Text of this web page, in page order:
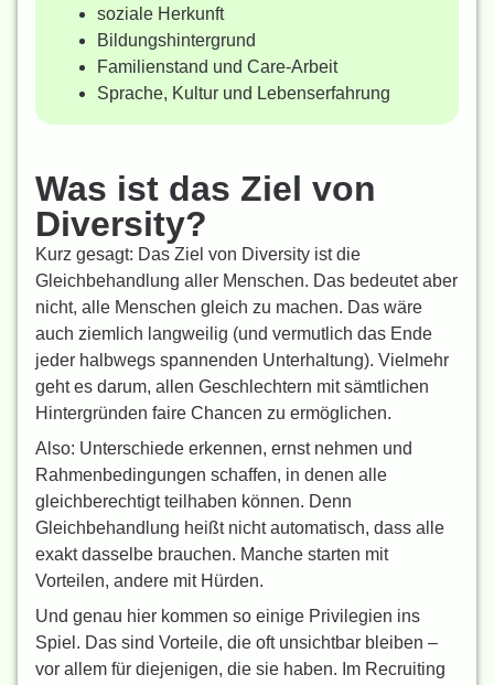
soziale Herkunft
Bildungshintergrund
Familienstand und Care-Arbeit
Sprache, Kultur und Lebenserfahrung
Was ist das Ziel von
Diversity?
Kurz gesagt: Das Ziel von Diversity ist die
Gleichbehandlung aller Menschen. Das bedeutet aber
nicht, alle Menschen gleich zu machen. Das wäre
auch ziemlich langweilig (und vermutlich das Ende
jeder halbwegs spannenden Unterhaltung). Vielmehr
geht es darum, allen Geschlechtern mit sämtlichen
Hintergründen faire Chancen zu ermöglichen.
Also: Unterschiede erkennen, ernst nehmen und
Rahmenbedingungen schaffen, in denen alle
gleichberechtigt teilhaben können. Denn
Gleichbehandlung heißt nicht automatisch, dass alle
exakt dasselbe brauchen. Manche starten mit
Vorteilen, andere mit Hürden.
Und genau hier kommen so einige Privilegien ins
Spiel. Das sind Vorteile, die oft unsichtbar bleiben –
vor allem für diejenigen, die sie haben. Im Recruiting